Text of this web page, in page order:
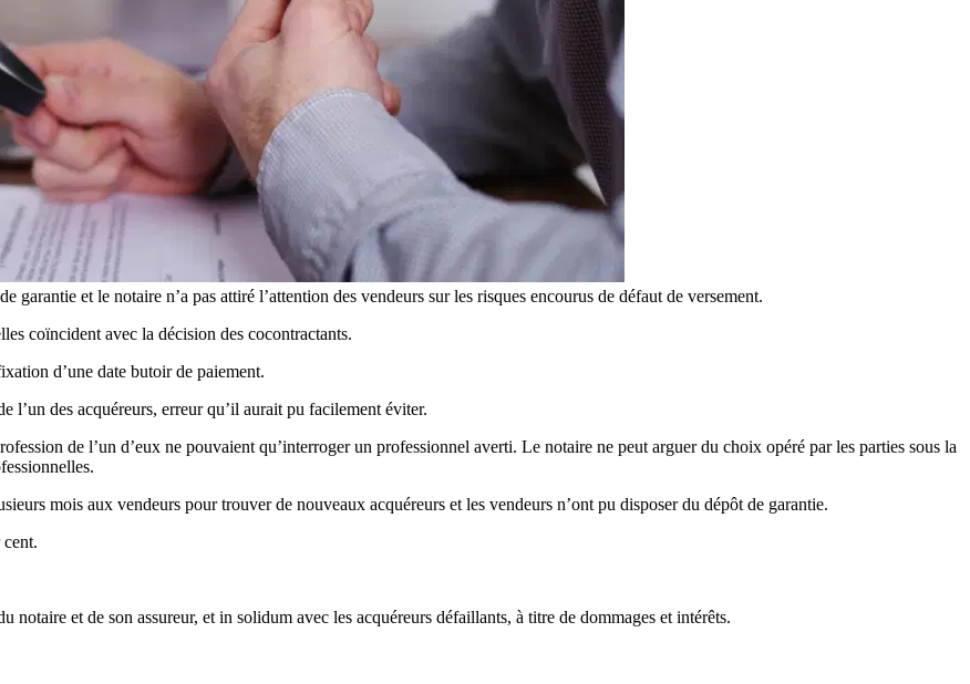
et le notaire n’a pas attiré l’attention des vendeurs sur les risques encourus de défaut de versement.
coïncident avec la décision des cocontractants.
d’une date butoir de paiement.
l’un des acquéreurs, erreur qu’il aurait pu facilement éviter.
de l’un d’eux ne pouvaient qu’interroger un professionnel averti. Le notaire ne peut arguer du choix opéré par les parties sous la
mois aux vendeurs pour trouver de nouveaux acquéreurs et les vendeurs n’ont pu disposer du dépôt de garantie.
notaire et de son assureur, et in solidum avec les acquéreurs défaillants, à titre de dommages et intérêts.